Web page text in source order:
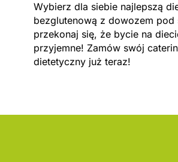
Wybierz dla siebie najlepszą
bezglutenową z dowozem pod
przekonaj się, że bycie na
przyjemne! Zamów swój
dietetyczny już teraz!